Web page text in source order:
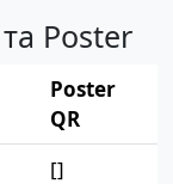
Poster
Poster
QR
[]